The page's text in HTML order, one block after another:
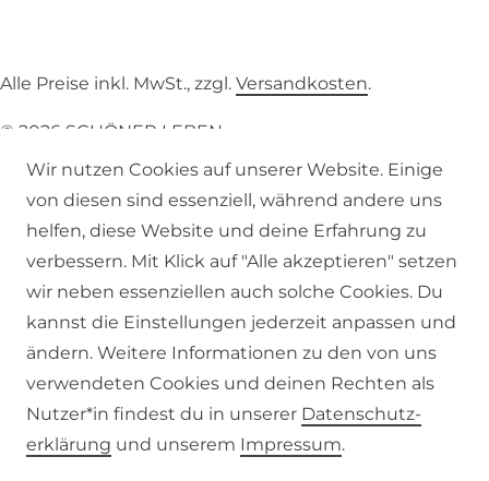
Alle Preise inkl. MwSt., zzgl. Versandkosten.
© 2026 SCHÖNER LEBEN.
Impressum Daten­schutz­erklärung AGB
Barrierefreiheitserklärung Widerrufs­recht
Wir nutzen Cookies auf unserer Website. Einige
von diesen sind essenziell, während andere uns
helfen, diese Website und deine Erfahrung zu
verbessern. Mit Klick auf "Alle akzeptieren" setzen
wir neben essenziellen auch solche Cookies. Du
kannst die Einstellungen jederzeit anpassen und
ändern. Weitere Informationen zu den von uns
verwendeten Cookies und deinen Rechten als
Nutzer*in findest du in unserer Daten­schutz­
erklärung und unserem Impressum.